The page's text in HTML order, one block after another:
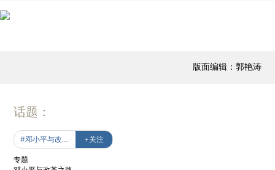
版面编辑：郭艳涛
话题：
+关注
专题